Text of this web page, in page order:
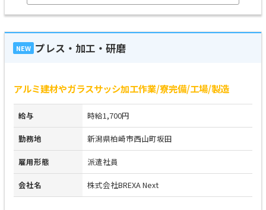
NEW プレス・加工・研磨
アルミ建材やガラスサッシ加工作業/寮完備/工場/製造
給与 時給1,700円
勤務地 新潟県柏崎市西山町坂田
雇用形態 派遣社員
会社名 株式会社BREXA Next